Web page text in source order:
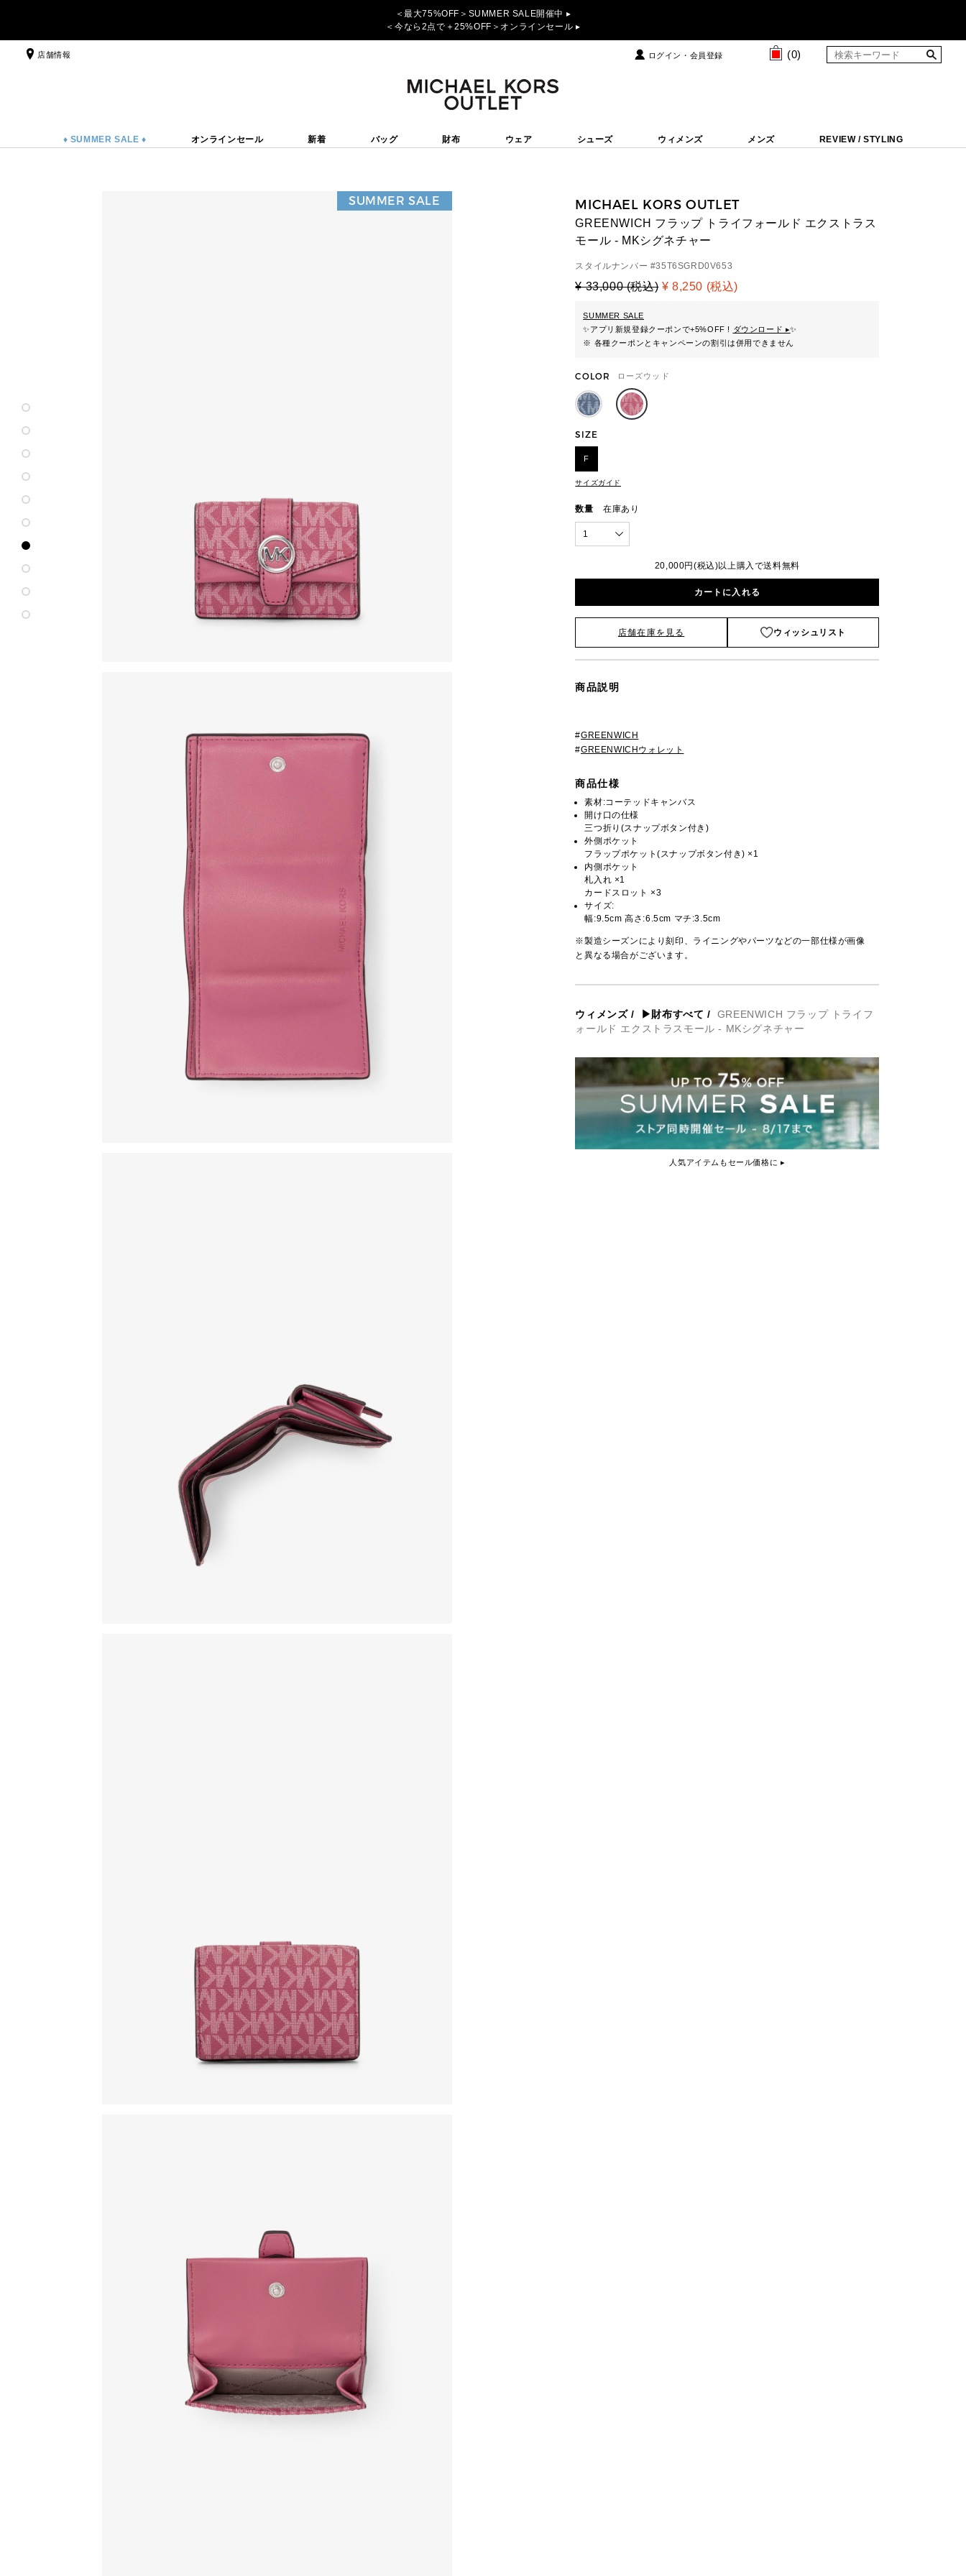
＜最大75%OFF＞SUMMER SALE開催中 ▸
＜今なら2点で＋25%OFF＞オンラインセール ▸
店舗情報 ログイン・会員登録 (0)
♦ SUMMER SALE ♦ オンラインセール 新着 バッグ 財布 ウェア シューズ ウィメンズ メンズ REVIEW / STYLING
SUMMER SALE MICHAEL KORS OUTLET
GREENWICH フラップ トライフォールド エクストラス
モール - MKシグネチャー
スタイルナンバー #35T6SGRD0V653
¥ 33,000 (税込) ¥ 8,250 (税込)
SUMMER SALE
✨アプリ新規登録クーポンで+5%OFF ! ダウンロード ▸✨
※ 各種クーポンとキャンペーンの割引は併用できません
COLOR ローズウッド
SIZE
F
サイズガイド
数量 在庫あり
1
20,000円(税込)以上購入で送料無料
カートに入れる
店舗在庫を見る ウィッシュリスト
商品説明
#GREENWICH
#GREENWICHウォレット
商品仕様
素材:コーテッドキャンバス
開け口の仕様
三つ折り(スナップボタン付き)
外側ポケット
フラップポケット(スナップボタン付き) ×1
内側ポケット
札入れ ×1
カードスロット ×3
サイズ:
幅:9.5cm 高さ:6.5cm マチ:3.5cm
※製造シーズンにより刻印、ライニングやパーツなどの一部仕様が画像
と異なる場合がございます。
ウィメンズ/ ▶財布すべて /
GREENWICH フラップ トライフ
ォールド エクストラスモール - MKシグネチャー
人気アイテムもセール価格に ▸